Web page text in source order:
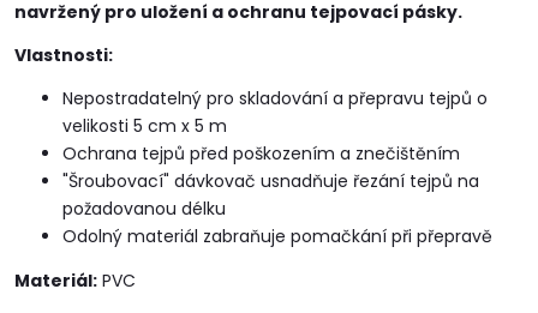
navržený pro uložení a ochranu tejpovací pásky.
Vlastnosti:
Nepostradatelný pro skladování a přepravu tejpů o
velikosti 5 cm x 5 m
Ochrana tejpů před poškozením a znečištěním
"Šroubovací" dávkovač usnadňuje řezání tejpů na
požadovanou délku
Odolný materiál zabraňuje pomačkání při přepravě
Materiál: PVC